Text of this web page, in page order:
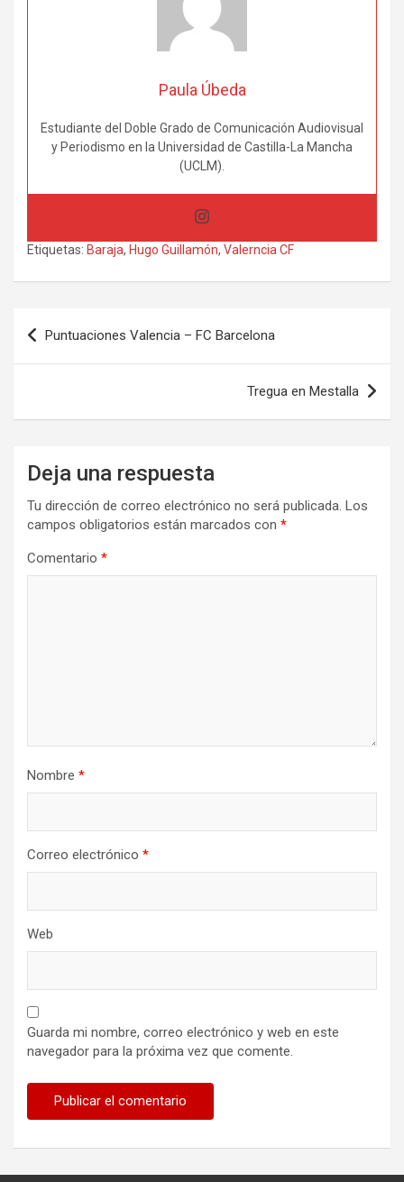
Paula Úbeda
Estudiante del Doble Grado de Comunicación Audiovisual
y Periodismo en la Universidad de Castilla-La Mancha
(UCLM).
Etiquetas: Baraja, Hugo Guillamón, Valerncia CF
Navegación
de
Puntuaciones Valencia – FC Barcelona
Tregua en Mestalla
Deja una respuesta
Tu dirección de correo electrónico no será publicada. Los
campos obligatorios están marcados con *
Comentario *
Nombre *
Correo electrónico *
Web
Guarda mi nombre, correo electrónico y web en este
navegador para la próxima vez que comente.